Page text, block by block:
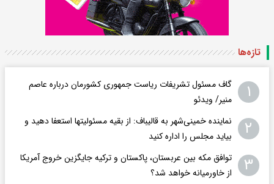
تازه‌ها
۱
گاف مسئول تشریفات ریاست جمهوری کشورمان درباره عاصم
منیر/ ویدئو
۲
نماینده خمینی‌شهر به قالیباف: از بقیه مسئولیتها استعفا دهید و
بیاید مجلس را اداره کنید
۳
توافق مکه بین عربستان، پاکستان و ترکیه جایگزین خروج آمریکا
از خاورمیانه خواهد شد؟